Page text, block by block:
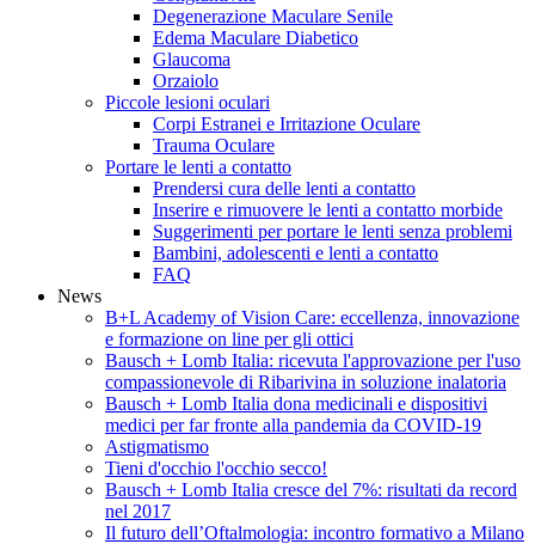
Degenerazione Maculare Senile
Edema Maculare Diabetico
Glaucoma
Orzaiolo
Piccole lesioni oculari
Corpi Estranei e Irritazione Oculare
Trauma Oculare
Portare le lenti a contatto
Prendersi cura delle lenti a contatto
Inserire e rimuovere le lenti a contatto morbide
Suggerimenti per portare le lenti senza problemi
Bambini, adolescenti e lenti a contatto
FAQ
News
B+L Academy of Vision Care: eccellenza, innovazione
e formazione on line per gli ottici
Bausch + Lomb Italia: ricevuta l'approvazione per l'uso
compassionevole di Ribarivina in soluzione inalatoria
Bausch + Lomb Italia dona medicinali e dispositivi
medici per far fronte alla pandemia da COVID-19
Astigmatismo
Tieni d'occhio l'occhio secco!
Bausch + Lomb Italia cresce del 7%: risultati da record
nel 2017
Il futuro dell’Oftalmologia: incontro formativo a Milano